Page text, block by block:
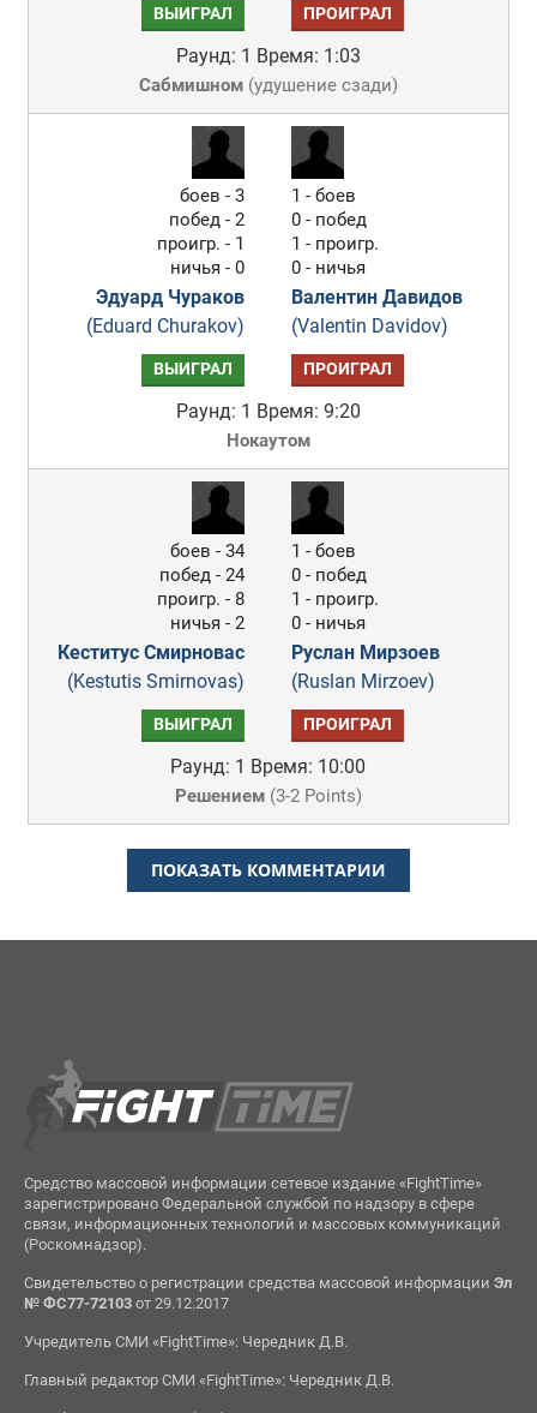
ВЫИГРАЛ ПРОИГРАЛ
Раунд: 1 Время: 1:03
Сабмишном(удушение сзади)
боев - 3
побед - 2
проигр. - 1
ничья - 0
Эдуард Чураков
(Eduard Churakov)
1 - боев
0 - побед
1 - проигр.
0 - ничья
Валентин Давидов
(Valentin Davidov)
ВЫИГРАЛ ПРОИГРАЛ
Раунд: 1 Время: 9:20
Нокаутом
боев - 34
побед - 24
проигр. - 8
ничья - 2
Кеститус Смирновас
(Kestutis Smirnovas)
1 - боев
0 - побед
1 - проигр.
0 - ничья
Руслан Мирзоев
(Ruslan Mirzoev)
ВЫИГРАЛ ПРОИГРАЛ
Раунд: 1 Время: 10:00
Решением(3-2 Points)
ПОКАЗАТЬ КОММЕНТАРИИ
Средство массовой информации сетевое издание «FightTime»
зарегистрировано Федеральной службой по надзору в сфере
связи, информационных технологий и массовых коммуникаций
(Роскомнадзор).
Свидетельство о регистрации средства массовой информации Эл
№ ФС77-72103от 29.12.2017
Учредитель СМИ «FightTime»: Чередник Д.В.
Главный редактор СМИ «FightTime»: Чередник Д.В.